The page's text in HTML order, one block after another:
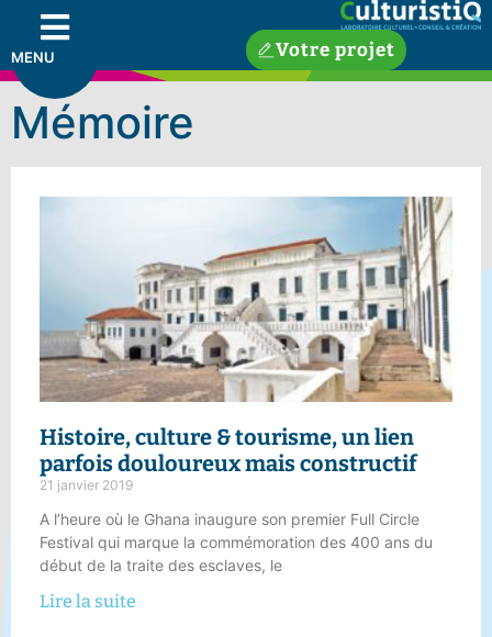
MENU Votre projet
Mémoire
Histoire, culture & tourisme,un lien
parfois douloureux mais constructif
21 janvier 2019
A l’heure où le Ghana inaugure son premier Full Circle
Festival qui marque la commémoration des 400 ans du
début de la traite des esclaves, le
Lire la suite